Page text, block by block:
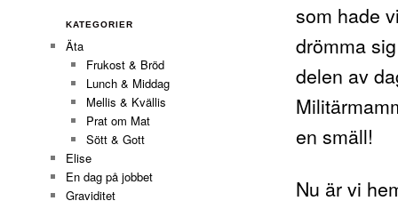
som hade
drömma
delen av
en smäll!
Nu är vi
KATEGORIER
Äta
Frukost & Bröd
Lunch & Middag
Mellis & Kvällis
Prat om Mat
Sött & Gott
Elise
En dag på jobbet
Graviditet